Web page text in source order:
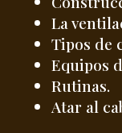
La
Tipos de
Equipos
Rutinas.
Atar al